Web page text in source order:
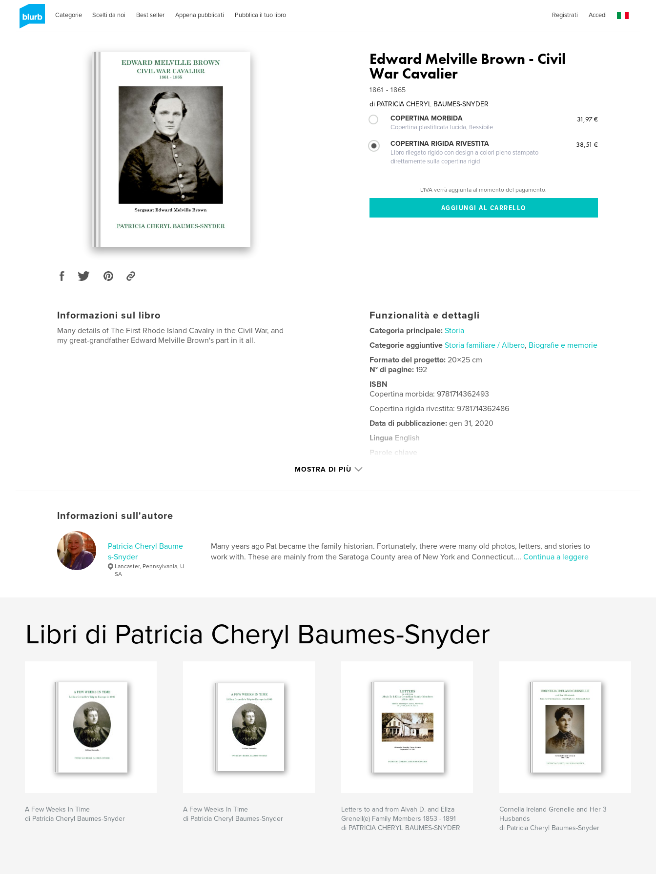
Categorie Scelti da noi Best seller Appena pubblicati Pubblica il tuo libro Registrati Accedi
Edward Melville Brown - Civil
War Cavalier
1861 - 1865
di PATRICIA CHERYL BAUMES-SNYDER
COPERTINA MORBIDA
Copertina plastificata lucida, flessibile
31,97 €
COPERTINA RIGIDA RIVESTITA
Libro rilegato rigido con design a colori pieno stampato
direttamente sulla copertina rigid
38,51 €
L'IVA verrà aggiunta al momento del pagamento.
Informazioni sul libro
Many details of The First Rhode Island Cavalry in the Civil War, and
my great-grandfather Edward Melville Brown's part in it all.
Funzionalità e dettagli
Categoria principale: Storia
Categorie aggiuntive Storia familiare / Albero, Biografie e memorie
Formato del progetto:20×25 cm
N° di pagine:192
ISBN
Copertina morbida: 9781714362493
Copertina rigida rivestita: 9781714362486
Data di pubblicazione: gen 31, 2020
Lingua English
Parole chiave
MOSTRA DI PIÙ
Informazioni sull'autore
Patricia Cheryl Baume
s-Snyder
Lancaster, Pennsylvania, U
SA
Many years ago Pat became the family historian. Fortunately, there were many old photos, letters, and stories to
work with. These are mainly from the Saratoga County area of New York and Connecticut.... Continua a leggere
Libri di Patricia Cheryl Baumes-Snyder
A Few Weeks In Time
di Patricia Cheryl Baumes-Snyder
A Few Weeks In Time
di Patricia Cheryl Baumes-Snyder
Letters to and from Alvah D. and Eliza
Grenell(e) Family Members 1853 - 1891
di PATRICIA CHERYL BAUMES-SNYDER
Cornelia Ireland Grenelle and Her 3
Husbands
di Patricia Cheryl Baumes-Snyder